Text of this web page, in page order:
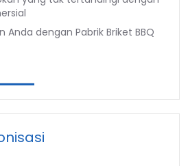
Anda dengan Pabrik Briket BBQ